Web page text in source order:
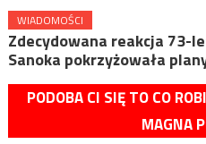
WIADOMOŚCI
Zdecydowana reakcja 73-
Sanoka pokrzyżowała
PODOBA CI SIĘ TO CO
MAGNA